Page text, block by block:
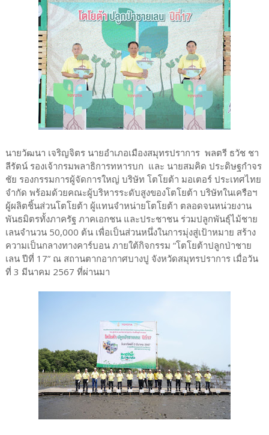
นายวัฒนา เจริญจิตร นายอำเภอเมืองสมุทรปราการ พลตรี ธวัช ชา
ลีรัตน์ รองเจ้ากรมพลาธิการทหารบก และ นายสมคิด ประดิษฐกำจร
ชัย รองกรรมการผู้จัดการใหญ่ บริษัท โตโยต้า มอเตอร์ ประเทศไทย
จำกัด พร้อมด้วยคณะผู้บริหารระดับสูงของโตโยต้า บริษัทในเครือฯ
ผู้ผลิตชิ้นส่วนโตโยต้า ผู้แทนจำหน่ายโตโยต้า ตลอดจนหน่วยงาน
พันธมิตรทั้งภาครัฐ ภาคเอกชน และประชาชน ร่วมปลูกพันธุ์ไม้ชาย
เลนจำนวน 50,000 ต้น เพื่อเป็นส่วนหนึ่งในการมุ่งสู่เป้าหมาย สร้าง
ความเป็นกลางทางคาร์บอน ภายใต้กิจกรรม “โตโยต้าปลูกป่าชาย
เลน ปีที่ 17” ณ สถานตากอากาศบางปู จังหวัดสมุทรปราการ เมื่อวัน
ที่ 3 มีนาคม 2567 ที่ผ่านมา